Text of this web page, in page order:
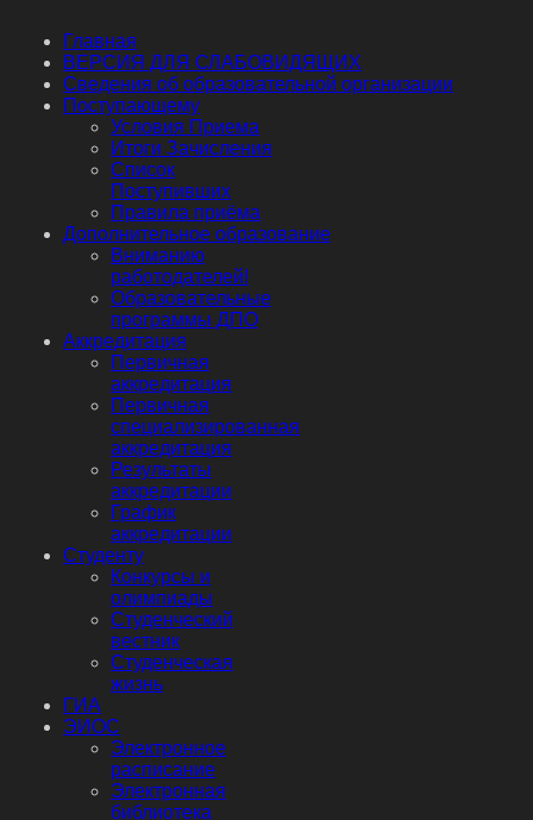
Главная
ВЕРСИЯ ДЛЯ СЛАБОВИДЯЩИХ
Сведения об образовательной организации
Поступающему
Условия Приема
Итоги Зачисления
Список
Поступивших
Правила приёма
Дополнительное образование
Вниманию
работодателей!
Образовательные
программы ДПО
Аккредитация
Первичная
аккредитация
Первичная
специализированная
аккредитация
Результаты
аккредитации
График
аккредитации
Студенту
Конкурсы и
олимпиады
Студенческий
вестник
Студенческая
жизнь
ГИА
ЭИОС
Электронное
расписание
Электронная
библиотека